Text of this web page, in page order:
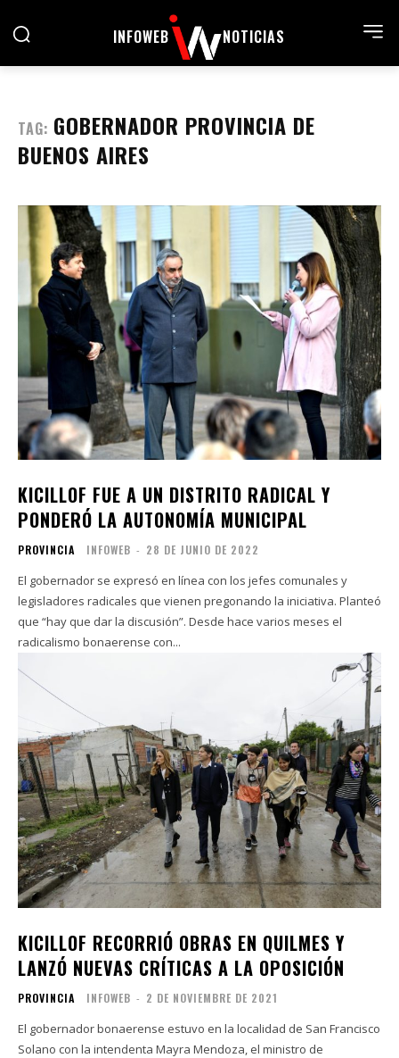
INFOWEB NOTICIAS
TAG: GOBERNADOR PROVINCIA DE
BUENOS AIRES
KICILLOF FUE A UN DISTRITO RADICAL Y
PONDERÓ LA AUTONOMÍA MUNICIPAL
PROVINCIA INFOWEB - 28 DE JUNIO DE 2022
El gobernador se expresó en línea con los jefes comunales y
legisladores radicales que vienen pregonando la iniciativa. Planteó
que “hay que dar la discusión”. Desde hace varios meses el
radicalismo bonaerense con...
KICILLOF RECORRIÓ OBRAS EN QUILMES Y
LANZÓ NUEVAS CRÍTICAS A LA OPOSICIÓN
PROVINCIA INFOWEB - 2 DE NOVIEMBRE DE 2021
El gobernador bonaerense estuvo en la localidad de San Francisco
Solano con la intendenta Mayra Mendoza, el ministro de